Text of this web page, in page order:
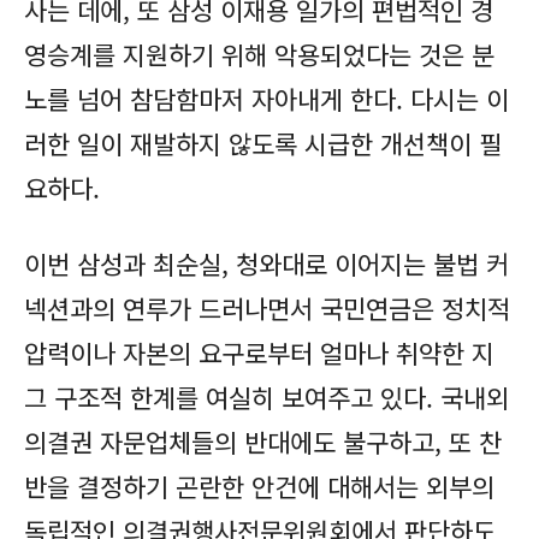
사는 데에, 또 삼성 이재용 일가의 편법적인 경
영승계를 지원하기 위해 악용되었다는 것은 분
노를 넘어 참담함마저 자아내게 한다. 다시는 이
러한 일이 재발하지 않도록 시급한 개선책이 필
요하다.
이번 삼성과 최순실, 청와대로 이어지는 불법 커
넥션과의 연루가 드러나면서 국민연금은 정치적
압력이나 자본의 요구로부터 얼마나 취약한 지
그 구조적 한계를 여실히 보여주고 있다. 국내외
의결권 자문업체들의 반대에도 불구하고, 또 찬
반을 결정하기 곤란한 안건에 대해서는 외부의
독립적인 의결권행사전문위원회에서 판단하도